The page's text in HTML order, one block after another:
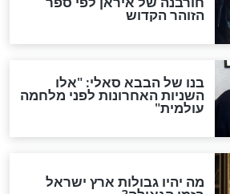
הגאולה תהיה אפיקורסות
גדולה מאוד של
לאחר בוא המשיח יהיה
לחזור בתשובה?